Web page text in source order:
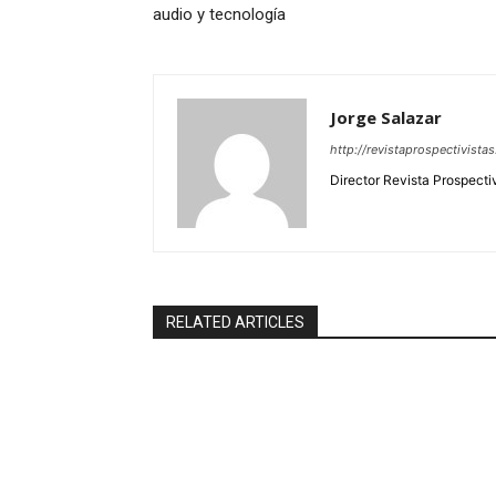
audio y tecnología
Jorge Salazar
http://
Director Revista
RELATED ARTICLES